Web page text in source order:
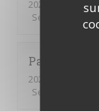
2026-07-09
-
Service
Patrick
2026-07-09
-
Service